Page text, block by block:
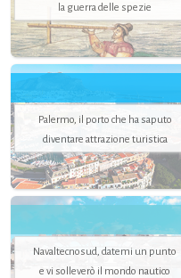
la guerra delle spezie
Palermo, il porto che ha saputo
diventare attrazione turistica
Navaltecnosud, datemi un punto
e vi solleverò il mondo nautico